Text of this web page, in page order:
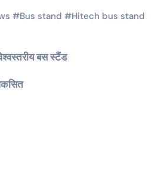
#Bus stand #Hitech bus stand
बस स्टैंड